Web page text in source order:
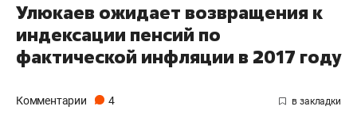
Улюкаев ожидает возвращения к
индексации пенсий по
фактической инфляции в 2017 году
Комментарии 4